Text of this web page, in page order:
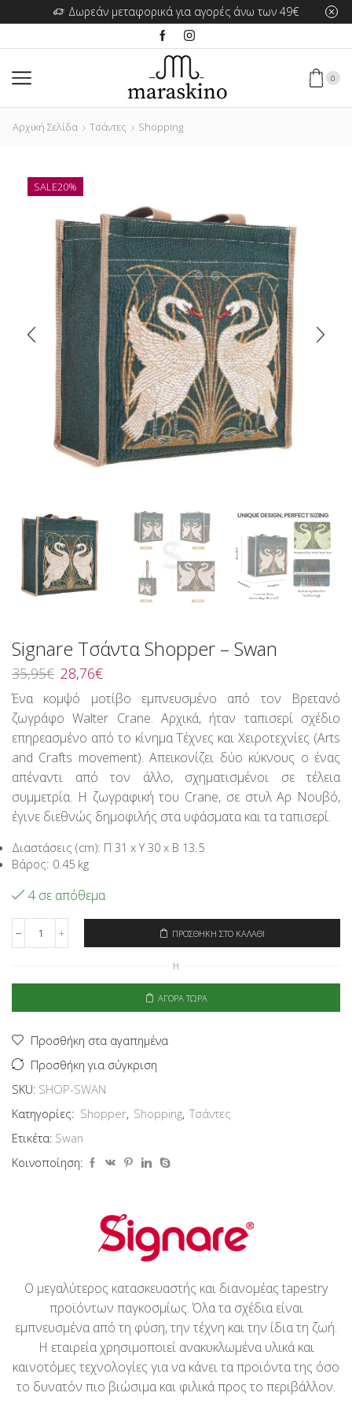
Δωρεάν μεταφορικά για αγορές άνω των 49€
0
Αρχική Σελίδα Τσάντες Shopping
SALE20%
Signare Τσάντα Shopper – Swan
35,95€ Original
price
was:
35,95€.
28,76€Η
τρέχουσα
τιμή
είναι:
28,76€.
Ένα κομψό μοτίβο εμπνευσμένο από τον Βρετανό
ζωγράφο Walter Crane. Αρχικά, ήταν ταπισερί σχέδιο
επηρεασμένο από το κίνημα Τέχνες και Χειροτεχνίες (Arts
and Crafts movement). Απεικονίζει δύο κύκνους ο ένας
απέναντι από τον άλλο, σχηματισμένοι σε τέλεια
συμμετρία. Η ζωγραφική του Crane, σε στυλ Αρ Νουβό,
έγινε διεθνώς δημοφιλής στα υφάσματα και τα ταπισερί.
Διαστάσεις (cm): Π 31 x Υ 30 x Β 13.5
Βάρος: 0.45 kg
4 σε απόθεμα
Signare
Τσάντα
-
ποσότητα
ΠΡΟΣΘΉΚΗ ΣΤΟ ΚΑΛΆΘΙ
Ή
ΑΓΟΡΆ ΤΏΡΑ
Προσθήκη στα αγαπημένα
Προσθήκη για σύγκριση
SKU: SHOP-SWAN
Κατηγορίες: Shopper Shopping Τσάντες
Ετικέτα: Swan
Κοινοποίηση:
Ο μεγαλύτερος κατασκευαστής και διανομέας tapestry
προϊόντων παγκοσμίως. Όλα τα σχέδια είναι
εμπνευσμένα από τη φύση, την τέχνη και την ίδια τη ζωή.
Η εταιρεία χρησιμοποιεί ανακυκλωμένα υλικά και
καινοτόμες τεχνολογίες για να κάνει τα προϊόντα της όσο
το δυνατόν πιο βιώσιμα και φιλικά προς το περιβάλλον.